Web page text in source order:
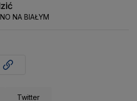
NA BIAŁYM
Twitter